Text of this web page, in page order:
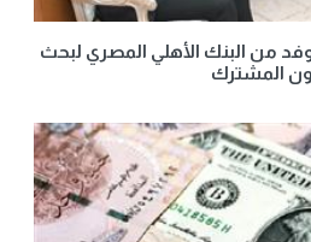
من البنك الأهلي المصري لبحث
المشترك